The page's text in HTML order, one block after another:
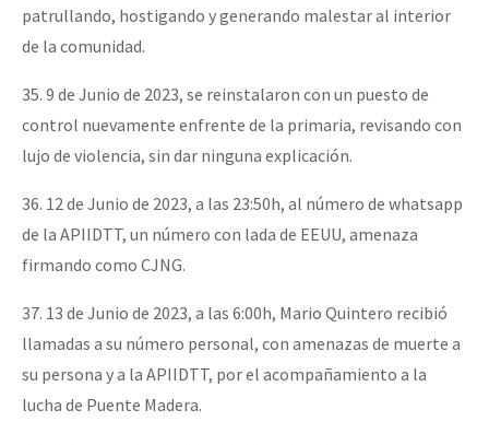
patrullando, hostigando y generando malestar al interior
de la comunidad.
35. 9 de Junio de 2023, se reinstalaron con un puesto de
control nuevamente enfrente de la primaria, revisando con
lujo de violencia, sin dar ninguna explicación.
36. 12 de Junio de 2023, a las 23:50h, al número de whatsapp
de la APIIDTT, un número con lada de EEUU, amenaza
firmando como CJNG.
37. 13 de Junio de 2023, a las 6:00h, Mario Quintero recibió
llamadas a su número personal, con amenazas de muerte a
su persona y a la APIIDTT, por el acompañamiento a la
lucha de Puente Madera.